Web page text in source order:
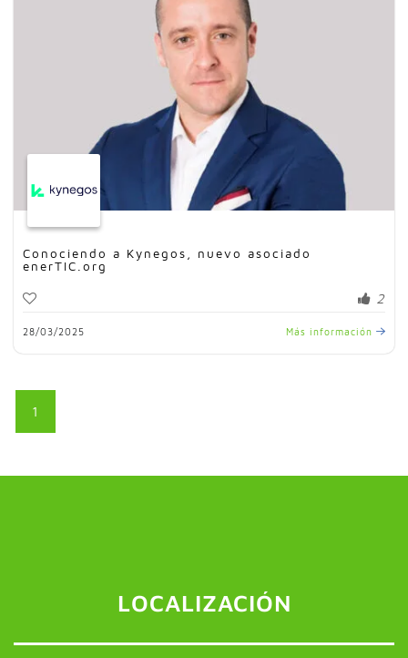
Conociendo a Kynegos, nuevo asociado
enerTIC.org
2
28/03/2025 Más información
1
LOCALIZACIÓN